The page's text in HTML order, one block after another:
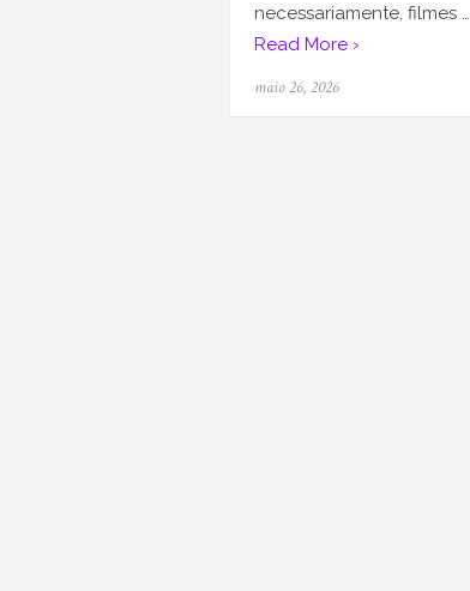
necessariamente, filmes …
Read More ›
Posted
maio 26, 2026